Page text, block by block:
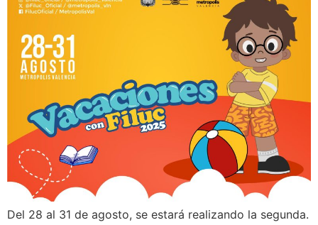
Del 28 al 31 de agosto, se estará realizando la segunda.